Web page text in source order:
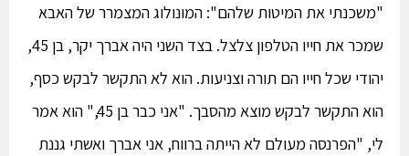
"משכנתי את המיטות שלהם": המונולוג המצמרר של האבא
שמכר את חייו הטלפון צלצל. בצד השני היה אברך יקר, בן 45,
יהודי שכל חייו הם תורה וצניעות. הוא לא התקשר לבקש כסף,
הוא התקשר לבקש מוצא מהסבך. "אני כבר בן 45," הוא אמר
לי, "הפרנסה מעולם לא הייתה ברווח, אני אברך ואשתי גננת